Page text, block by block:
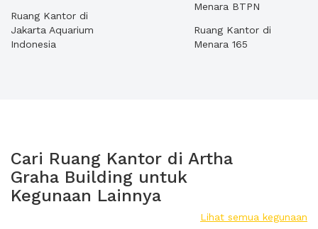
Ruang Kantor di
Jakarta Aquarium
Indonesia
Menara BTPN
Ruang Kantor di
Menara 165
Cari Ruang Kantor di Artha
Graha Building untuk
Kegunaan Lainnya
Lihat semua kegunaan